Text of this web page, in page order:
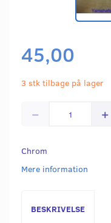
45,00
3 stk tilbage på lager
Chrom
Mere information
BESKRIVELSE